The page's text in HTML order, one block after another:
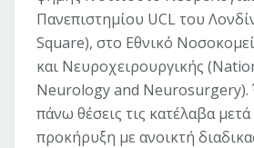
Πανεπιστημίου UCL του
Square), στο Εθνικό
και Νευροχειρουργικής
Neurology and Neurosurgery).
πάνω θέσεις τις κατέλαβα
προκήρυξη με ανοικτή